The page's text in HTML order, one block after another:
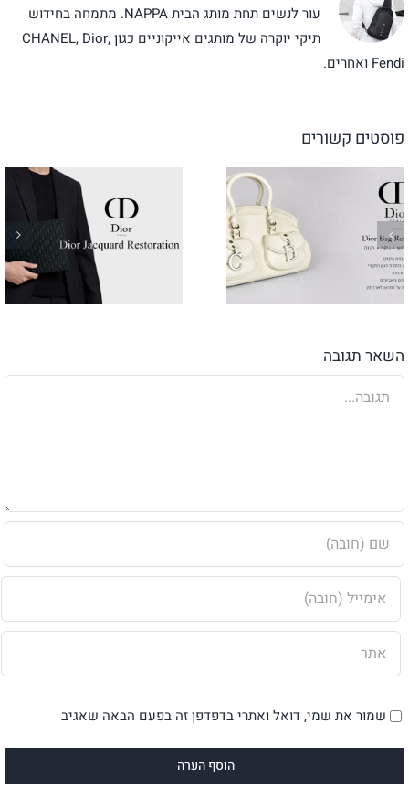
עור לנשים תחת מותג הבית NAPPA. מתמחה בחידוש
תיקי יוקרה של מותגים אייקוניים כגון CHANEL, Dior,
Fendi ואחרים.
פוסטים קשורים
השאר תגובה
שמור את שמי, דואל ואתרי בדפדפן זה בפעם הבאה שאגיב